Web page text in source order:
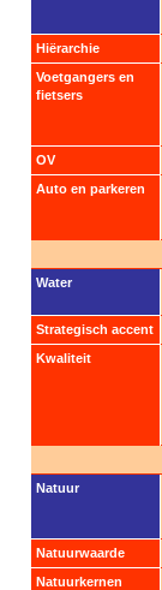
Hiërarchie
Voetgangers en
fietsers
OV
Auto en parkeren
Water
Strategisch accent
Kwaliteit
Natuur
Natuurwaarde
Natuurkernen